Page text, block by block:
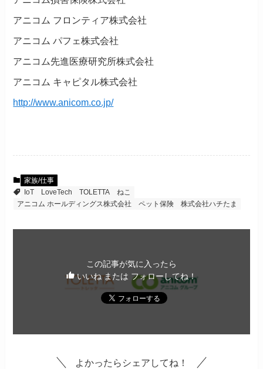
アニコム フロンティア株式会社
アニコム パフェ株式会社
アニコム先進医療研究所株式会社
アニコム キャピタル株式会社
http://www.anicom.co.jp/
家族/仕事
IoT
LoveTech TOLETTA
ねこ
アニコム ホールディングス株式会社
ペット保険 株式会社ハチたま
この記事が気に入ったら
いいね または フォローしてね！
よかったらシェアしてね！